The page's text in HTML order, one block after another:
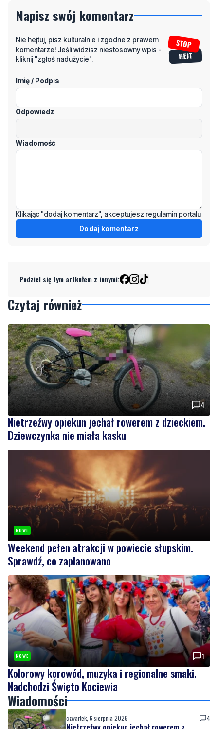
Napisz swój komentarz
Nie hejtuj, pisz kulturalnie i zgodne z prawem
komentarze! Jeśli widzisz niestosowny wpis -
kliknij "zgłoś nadużycie".
Imię / Podpis
Odpowiedz
Wiadomość
Klikając "dodaj komentarz", akceptujesz regulamin portalu
Dodaj komentarz
Podziel się tym artkułem z innymi:
Czytaj również
4
Nietrzeźwy opiekun jechał rowerem z dzieckiem.
Dziewczynka nie miała kasku
NOWE
Weekend pełen atrakcji w powiecie słupskim.
Sprawdź, co zaplanowano
NOWE 1
Kolorowy korowód, muzyka i regionalne smaki.
Nadchodzi Święto Kociewia
Wiadomości
czwartek, 6 sierpnia 2026 4